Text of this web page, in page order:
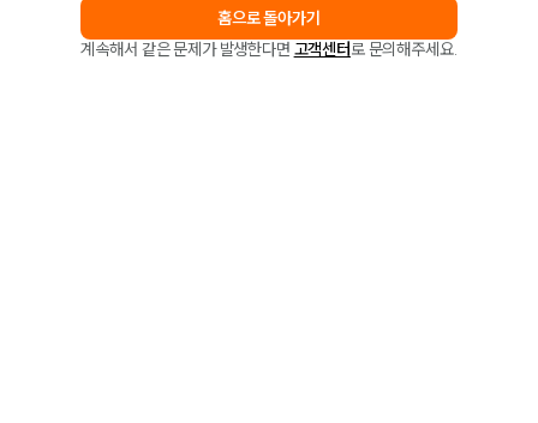
홈으로 돌아가기
계속해서 같은 문제가 발생한다면 고객센터로 문의해주세요.